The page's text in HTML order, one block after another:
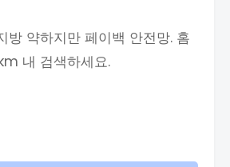
방 약하지만 페이백 안전망. 홈
내 검색하세요.